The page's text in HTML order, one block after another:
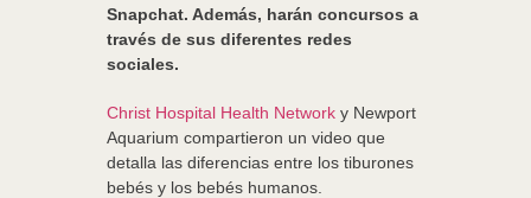
Snapchat. Además, harán concursos a
través de sus diferentes redes
sociales.
Christ Hospital Health Network y Newport
Aquarium compartieron un video que
detalla las diferencias entre los tiburones
bebés y los bebés humanos.